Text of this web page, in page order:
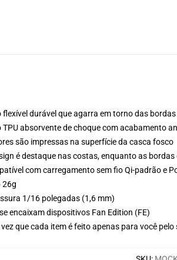
flexível durável que agarra em torno das
TPU absorvente de choque com acabamento
são impressas na superfície da casca fosco
é destaque nas costas, enquanto as
com carregamento sem fio Qi-padrão e
26g
1/16 polegadas (1,6 mm)
encaixam dispositivos Fan Edition (FE)
vez que cada item é feito apenas para você